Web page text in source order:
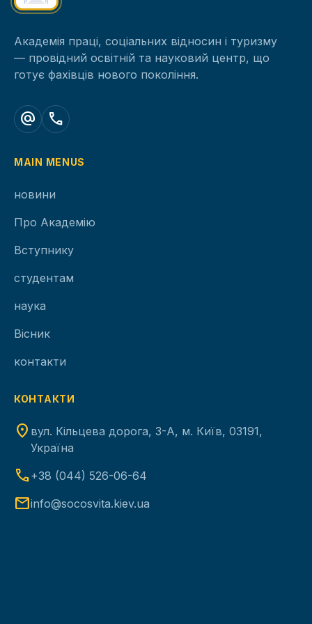
Академія праці, соціальних відносин і туризму
— провідний освітній та науковий центр, що
готує фахівців нового покоління.
alternate_email call
MAIN MENUS
новини
Про Академію
Вступнику
студентам
наука
Вісник
контакти
КОНТАКТИ
location_on вул. Кільцева дорога, 3-А, м. Київ, 03191,
Україна
phone+38 (044) 526-06-64
mailinfo@socosvita.kiev.ua